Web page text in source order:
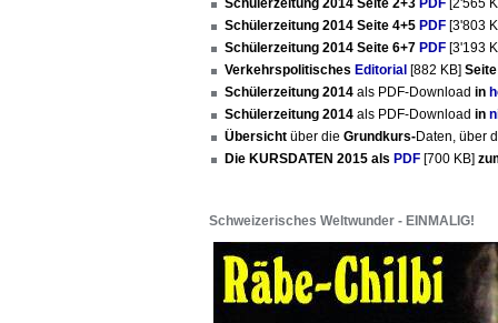
Schülerzeitung 2014 Seite 2+3 PDF [2'565
Schülerzeitung 2014 Seite 4+5 PDF [3'803
Schülerzeitung 2014 Seite 6+7 PDF [3'193
Verkehrspolitisches Editorial [882 KB]
Schülerzeitung 2014 als PDF-Download in
Schülerzeitung 2014 als PDF-Download in
Übersicht über die Grundkurs-Daten, über
Die KURSDATEN 2015 als PDF [700 KB]
Schweizerisches Weltwunder - EINMALIG!